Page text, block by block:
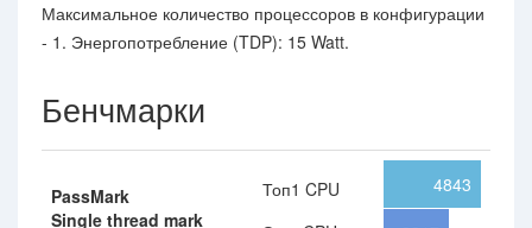
Максимальное количество процессоров в конфигурации
- 1. Энергопотребление (TDP): 15 Watt.
Бенчмарки
PassMark
Single thread mark
Топ1 CPU
4843